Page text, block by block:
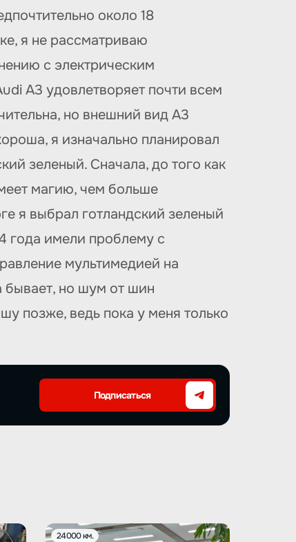
около 18
я не рассматриваю
с электрическим
A3 удовлетворяет почти всем
но внешний вид A3
я изначально планировал
зеленый. Сначала, до того как
магию, чем больше
я выбрал готландский зеленый
года имели проблему с
мультимедией на
бывает, но шум от шин
позже, ведь пока у меня только
Подписаться
24000 км.